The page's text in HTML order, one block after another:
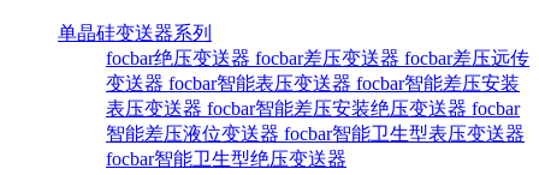
单晶硅变送器系列
focbar绝压变送器 focbar差压变送器 focbar差压远传
变送器 focbar智能表压变送器 focbar智能差压安装
表压变送器 focbar智能差压安装绝压变送器 focbar
智能差压液位变送器 focbar智能卫生型表压变送器
focbar智能卫生型绝压变送器